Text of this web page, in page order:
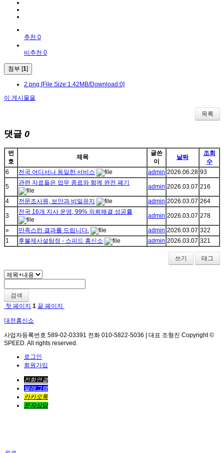
추천 0
비추천 0
첨부 [1]
2.png [File Size:1.42MB/Download:0]
이 게시물을
목록
댓글 0
번
호
제목
글쓴
이
날짜
조회
수
6
전국 어디서나 동일한 서비스 admin 2026.06.28 93
5
관련 자료들은 업무 종료와 함께 완전 폐기
admin 2026.03.07 216
4 전문조사원, 보안과 비밀유지 admin 2026.03.07 264
3
전국 16개 지사 운영, 99% 의뢰해결 성공률
admin 2026.03.07 278
» 만족스런 결과를 드립니다. admin 2026.03.07 322
1
후불제사설탐정 - 스피드 흥신소 admin 2026.03.07 321
쓰기 태그
검색
첫 페이지 1 끝 페이지
대전흥신소
사업자등록번호 589-02-03391 전화 010-5822-5036 | 대표 조형진 Copyright ©
SPEED. All rights reserved.
로그인
회원가입
전화연결
텔레그램
카카오톡
문자상담